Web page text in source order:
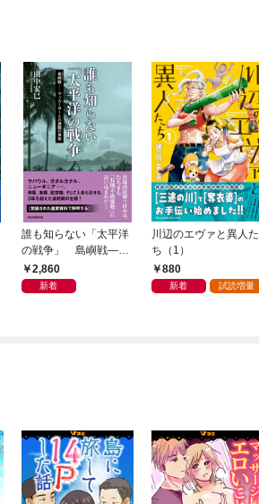
誰も知らない「太平洋
の戦争」 島嶼戦――
マッカーサーとの激闘
の真実
2,860
新着
川辺のエヴァと異人た
ち（1）
880
新着 試読増量